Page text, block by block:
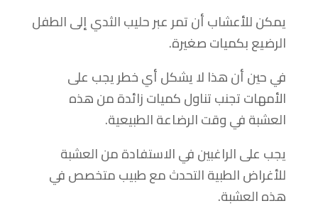
يمكن للأعشاب أن تمر عبر حليب الثدي إلى الطفل
الرضيع بكميات صغيرة.
في حين أن هذا لا يشكل أي خطر يجب على
الأمهات تجنب تناول كميات زائدة من هذه
العشبة في وقت الرضاعة الطبيعية.
يجب على الراغبين في الاستفادة من العشبة
للأغراض الطبية التحدث مع طبيب متخصص في
هذه العشبة.